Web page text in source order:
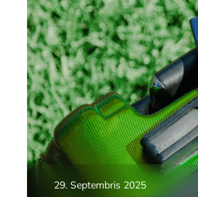
29. Septembris 2025